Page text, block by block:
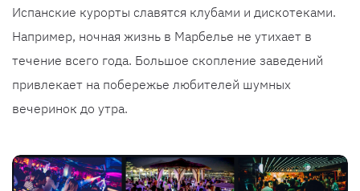
Испанские курорты славятся клубами и дискотеками.
Например, ночная жизнь в Марбелье не утихает в
течение всего года. Большое скопление заведений
привлекает на побережье любителей шумных
вечеринок до утра.